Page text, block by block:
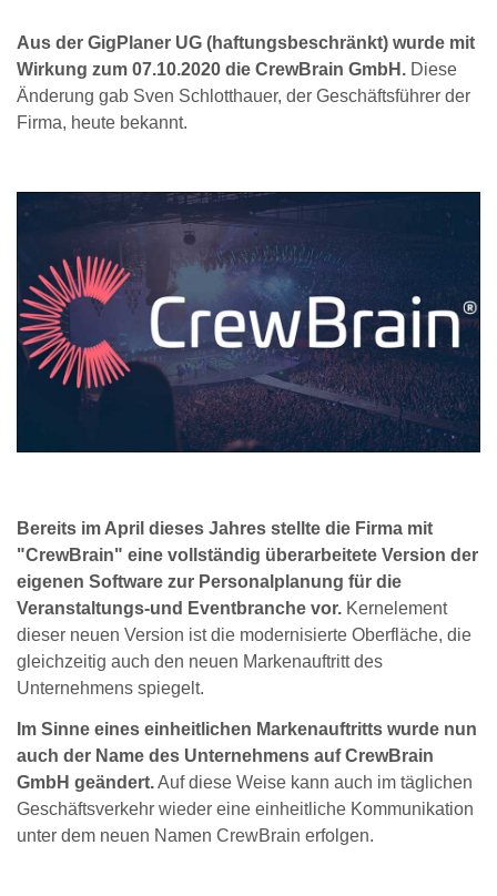
Aus der GigPlaner UG (haftungsbeschränkt) wurde mit
Wirkung zum 07.10.2020 die CrewBrain GmbH. Diese
Änderung gab Sven Schlotthauer, der Geschäftsführer der
Firma, heute bekannt.
Bereits im April dieses Jahres stellte die Firma mit
"CrewBrain" eine vollständig überarbeitete Version der
eigenen Software zur Personalplanung für die
Veranstaltungs-und Eventbranche vor. Kernelement
dieser neuen Version ist die modernisierte Oberfläche, die
gleichzeitig auch den neuen Markenauftritt des
Unternehmens spiegelt.
Im Sinne eines einheitlichen Markenauftritts wurde nun
auch der Name des Unternehmens auf CrewBrain
GmbH geändert.Auf diese Weise kann auch im täglichen
Geschäftsverkehr wieder eine einheitliche Kommunikation
unter dem neuen Namen CrewBrain erfolgen.